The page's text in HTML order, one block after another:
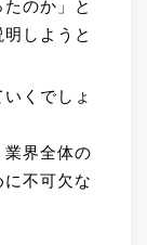
のか」と
しようと
くでしょ
界全体の
不可欠な